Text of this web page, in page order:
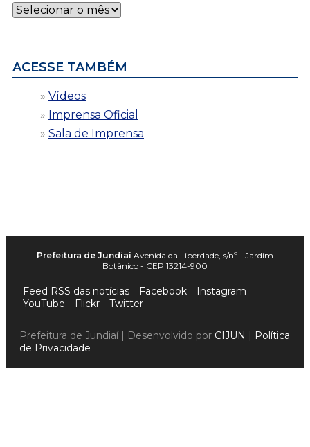
Notícias
por
ACESSE TAMBÉM
Vídeos
Imprensa Oficial
Sala de Imprensa
Prefeitura de Jundiaí Avenida da Liberdade, s/nº - Jardim
Botânico - CEP 13214-900
Feed RSS das notícias Facebook
Instagram
YouTube
Flickr Twitter
Prefeitura de Jundiaí | Desenvolvido por CIJUN | Política
de Privacidade